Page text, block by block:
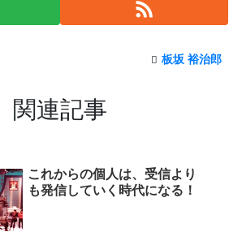
板坂 裕治郎
関連記事
これからの個人は、受信より
も発信していく時代になる！